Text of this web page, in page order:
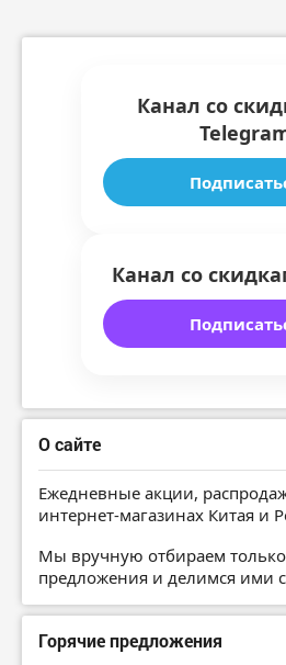
Канал со
Канал со
О сайте
Ежедневные акции,
интернет-магазинах Китая и
Мы вручную отбираем
предложения и делимся ими
Горячие предложения